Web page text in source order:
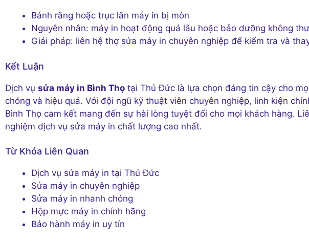
Bánh răng hoặc trục lăn máy in bị mòn
Nguyên nhân: máy in hoạt động quá lâu hoặc bảo dưỡng không
Giải pháp: liên hệ thợ sửa máy in chuyên nghiệp để kiểm tra và
Kết Luận
Dịch vụ sửa máy in Bình Thọ tại Thủ Đức là lựa chọn đáng tin cậy cho
chóng và hiệu quả. Với đội ngũ kỹ thuật viên chuyên nghiệp, linh kiện
Bình Thọ cam kết mang đến sự hài lòng tuyệt đối cho mọi khách hàng.
nghiệm dịch vụ sửa máy in chất lượng cao nhất.
Từ Khóa Liên Quan
Dịch vụ sửa máy in tại Thủ Đức
Sửa máy in chuyên nghiệp
Sửa máy in nhanh chóng
Hộp mực máy in chính hãng
Bảo hành máy in uy tín